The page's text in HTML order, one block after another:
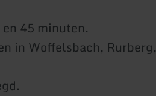
45 minuten.
in Woffelsbach, Rurberg,